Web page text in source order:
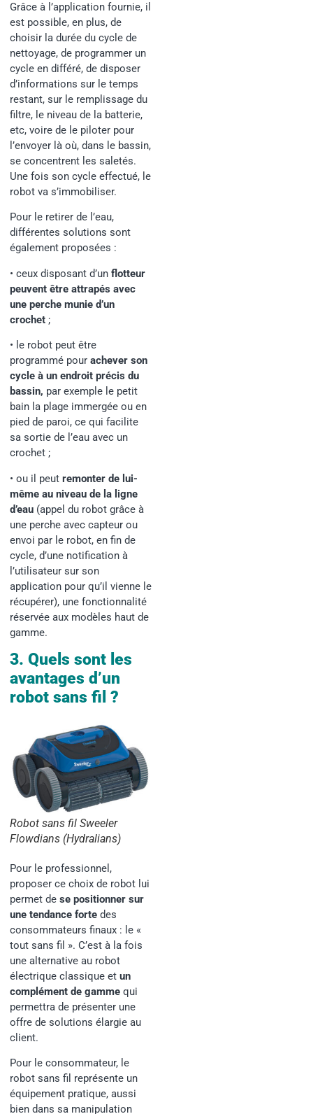
Grâce à l’application fournie, il
est possible, en plus, de
choisir la durée du cycle de
nettoyage, de programmer un
cycle en différé, de disposer
d’informations sur le temps
restant, sur le remplissage du
filtre, le niveau de la batterie,
etc, voire de le piloter pour
l’envoyer là où, dans le bassin,
se concentrent les saletés.
Une fois son cycle effectué, le
robot va s’immobiliser.
Pour le retirer de l’eau,
différentes solutions sont
également proposées :
• ceux disposant d’un flotteur
peuvent être attrapés avec
une perche munie d’un
crochet ;
• le robot peut être
programmé pour achever son
cycle à un endroit précis du
bassin, par exemple le petit
bain la plage immergée ou en
pied de paroi, ce qui facilite
sa sortie de l’eau avec un
crochet ;
• ou il peut remonter de lui-
même au niveau de la ligne
d’eau (appel du robot grâce à
une perche avec capteur ou
envoi par le robot, en fin de
cycle, d’une notification à
l’utilisateur sur son
application pour qu’il vienne le
récupérer), une fonctionnalité
réservée aux modèles haut de
gamme.
3. Quels sont les
avantages d’un
robot sans fil ?
Robot sans fil Sweeler
Flowdians (Hydralians)
Pour le professionnel,
proposer ce choix de robot lui
permet de se positionner sur
une tendance forte des
consommateurs finaux : le «
tout sans fil ». C’est à la fois
une alternative au robot
électrique classique et un
complément de gamme qui
permettra de présenter une
offre de solutions élargie au
client.
Pour le consommateur, le
robot sans fil représente un
équipement pratique, aussi
bien dans sa manipulation